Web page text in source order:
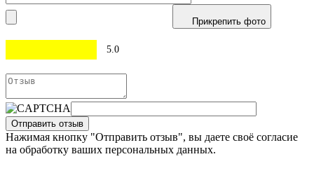
Прикрепить фото
5.0
Отправить отзыв
Нажимая кнопку "Отправить отзыв", вы даете своё согласие
на обработку ваших персональных данных.